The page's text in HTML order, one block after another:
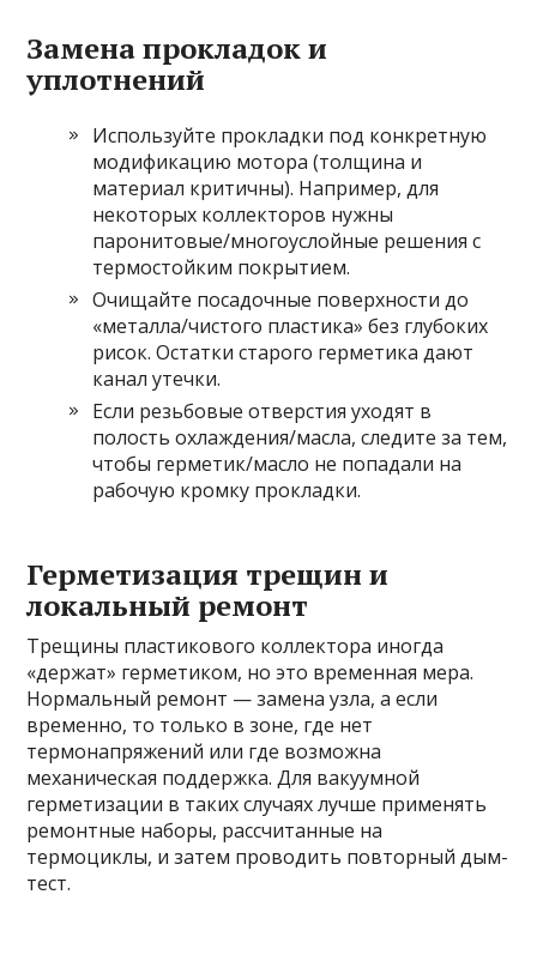
Замена прокладок и
уплотнений
Используйте прокладки под конкретную
модификацию мотора (толщина и
материал критичны). Например, для
некоторых коллекторов нужны
паронитовые/многоуслойные решения с
термостойким покрытием.
Очищайте посадочные поверхности до
«металла/чистого пластика» без глубоких
рисок. Остатки старого герметика дают
канал утечки.
Если резьбовые отверстия уходят в
полость охлаждения/масла, следите за тем,
чтобы герметик/масло не попадали на
рабочую кромку прокладки.
Герметизация трещин и
локальный ремонт
Трещины пластикового коллектора иногда
«держат» герметиком, но это временная мера.
Нормальный ремонт — замена узла, а если
временно, то только в зоне, где нет
термонапряжений или где возможна
механическая поддержка. Для вакуумной
герметизации в таких случаях лучше применять
ремонтные наборы, рассчитанные на
термоциклы, и затем проводить повторный дым-
тест.